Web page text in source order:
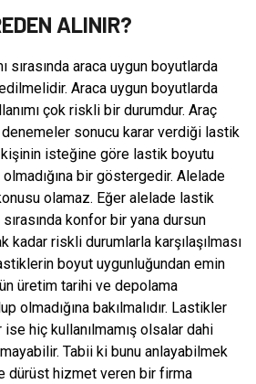
ALINIR?
sırasında araca uygun boyutlarda
Araca uygun boyutlarda
çok riskli bir durumdur. Araç
sonucu karar verdiği lastik
isteğine göre lastik boyutu
bir göstergedir. Alelade
olamaz. Eğer alelade lastik
konfor bir yana dursun
kadar riskli durumlarla karşılaşılması
boyut uygunluğundan emin
üretim tarihi ve depolama
olmadığına bakılmalıdır. Lastikler
hiç kullanılmamış olsalar dahi
Tabii ki bunu anlayabilmek
dürüst hizmet veren bir firma